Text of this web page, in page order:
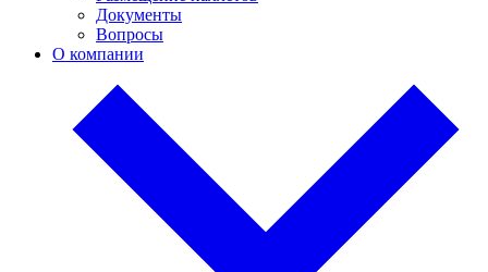
Документы
Вопросы
О компании